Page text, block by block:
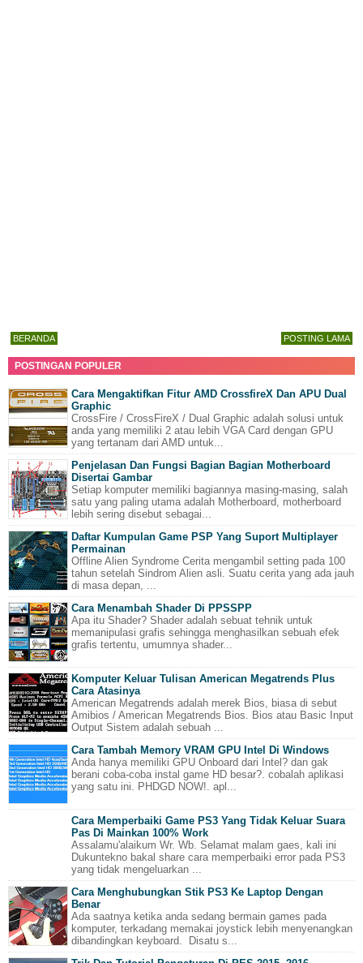
POSTING LAMA
BERANDA
POSTINGAN POPULER
Cara Mengaktifkan Fitur AMD CrossfireX Dan APU Dual
Graphic
CrossFire / CrossFireX / Dual Graphic adalah solusi untuk
anda yang memiliki 2 atau lebih VGA Card dengan GPU
yang tertanam dari AMD untuk...
Penjelasan Dan Fungsi Bagian Bagian Motherboard
Disertai Gambar
Setiap komputer memiliki bagiannya masing-masing, salah
satu yang paling utama adalah Motherboard, motherboard
lebih sering disebut sebagai...
Daftar Kumpulan Game PSP Yang Suport Multiplayer
Permainan
Offline Alien Syndrome Cerita mengambil setting pada 100
tahun setelah Sindrom Alien asli. Suatu cerita yang ada jauh
di masa depan, ...
Cara Menambah Shader Di PPSSPP
Apa itu Shader? Shader adalah sebuat tehnik untuk
memanipulasi grafis sehingga menghasilkan sebuah efek
grafis tertentu, umumnya shader...
Komputer Keluar Tulisan American Megatrends Plus
Cara Atasinya
American Megatrends adalah merek Bios, biasa di sebut
Amibios / American Megatrends Bios. Bios atau Basic Input
Output Sistem adalah sebuah ...
Cara Tambah Memory VRAM GPU Intel Di Windows
Anda hanya memiliki GPU Onboard dari Intel? dan gak
berani coba-coba instal game HD besar?. cobalah aplikasi
yang satu ini. PHDGD NOW!. apl...
Cara Memperbaiki Game PS3 Yang Tidak Keluar Suara
Pas Di Mainkan 100% Work
Assalamu'alaikum Wr. Wb. Selamat malam gaes, kali ini
Dukuntekno bakal share cara memperbaiki error pada PS3
yang tidak mengeluarkan ...
Cara Menghubungkan Stik PS3 Ke Laptop Dengan
Benar
Ada saatnya ketika anda sedang bermain games pada
komputer, terkadang memakai joystick lebih menyenangkan
dibandingkan keyboard. Disatu s...